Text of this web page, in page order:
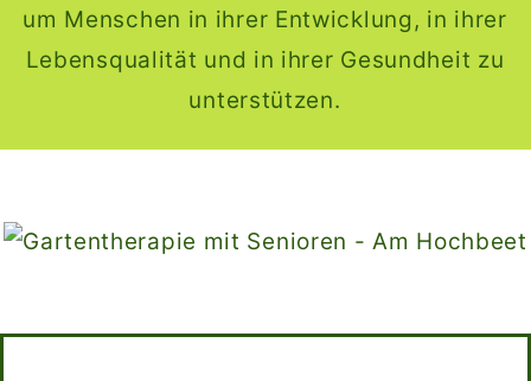
um Menschen in ihrer Entwicklung, in ihrer
Lebensqualität und in ihrer Gesundheit zu
unterstützen.